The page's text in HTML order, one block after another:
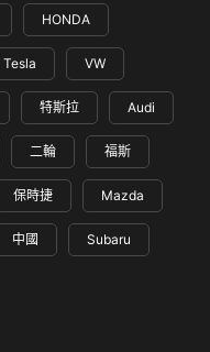
HONDA
Tesla VW
特斯拉 Audi
二輪 福斯
保時捷 Mazda
中國 Subaru